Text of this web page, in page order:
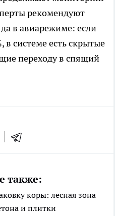
рекомендуют
в авиарежиме: если
в системе есть скрытые
переходу в спящий
также:
коры: лесная зона
и плитки